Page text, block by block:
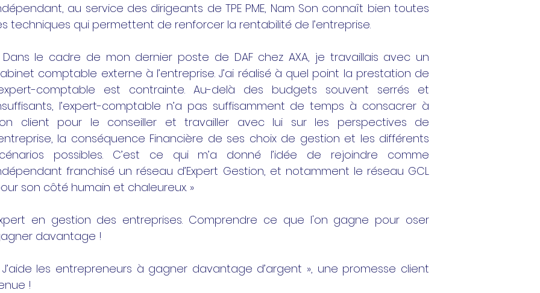
au service des dirigeants de TPE PME, Nam Son connaît bien toutes
techniques qui permettent de renforcer la rentabilité de l’entreprise.
Dans le cadre de mon dernier poste de DAF chez AXA, je travaillais avec un
comptable externe à l’entreprise. J’ai réalisé à quel point la prestation de
comptable est contrainte. Au-delà des budgets souvent serrés et
l’expert-comptable n’a pas suffisamment de temps à consacrer à
client pour le conseiller et travailler avec lui sur les perspectives de
la conséquence Financière de ses choix de gestion et les différents
possibles. C’est ce qui m’a donné l’idée de rejoindre comme
franchisé un réseau d’Expert Gestion, et notamment le réseau GCL
son côté humain et chaleureux. »
en gestion des entreprises. Comprendre ce que l'on gagne pour oser
davantage !
J’aide les entrepreneurs à gagner davantage d’argent », une promesse client
!